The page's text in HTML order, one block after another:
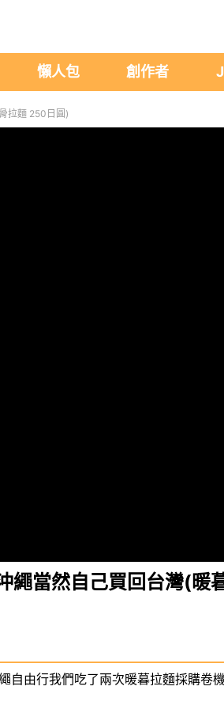
懶人包 創作者
拉麵 250日圓)
繩當然自己買回台灣(暖
由行我們吃了兩次暖暮拉麵採購卷